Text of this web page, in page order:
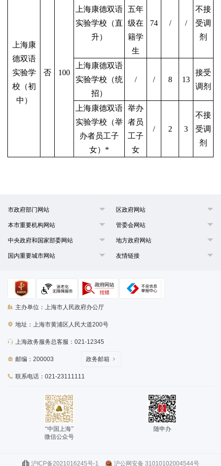
上海康
德双语
实验学
校（初
中）
否 100
上海康德双语
实验学校（直
升）
五年
级在
籍学
生
74 / /
不接
受调
剂
上海康德双语
实验学校（统
招）
/ / 8 13
接受
调剂
上海康德双语
实验学校（举
办者员工子
女）*
举办
者员
工子
女
/ 2 3
不接
受调
剂
市政府部门网站 区政府网站
本市重要机构网站 管委会网站
中央政府和国家部委网站 地方政府网站
国内重要城市网站 友情链接
主办单位：上海市人民政府办公厅
地址：上海市黄浦区人民大道200号
上海政务服务总客服：021-12345
邮编：200003
联系电话：021-23111111
政务邮箱
“中国上海”
微信公众号
随申办
沪ICP备2021016245号-1 沪公网安备 31010102004544号